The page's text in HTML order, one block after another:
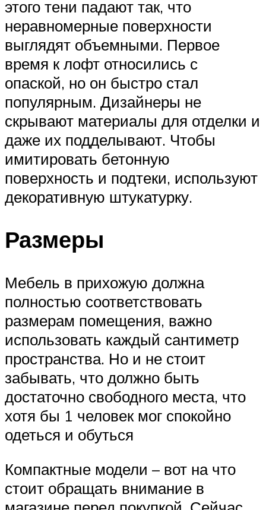
этого тени падают так, что
неравномерные поверхности
выглядят объемными. Первое
время к лофт относились с
опаской, но он быстро стал
популярным. Дизайнеры не
скрывают материалы для отделки и
даже их подделывают. Чтобы
имитировать бетонную
поверхность и подтеки, используют
декоративную штукатурку.
Размеры
Мебель в прихожую должна
полностью соответствовать
размерам помещения, важно
использовать каждый сантиметр
пространства. Но и не стоит
забывать, что должно быть
достаточно свободного места, что
хотя бы 1 человек мог спокойно
одеться и обуться
Компактные модели – вот на что
стоит обращать внимание в